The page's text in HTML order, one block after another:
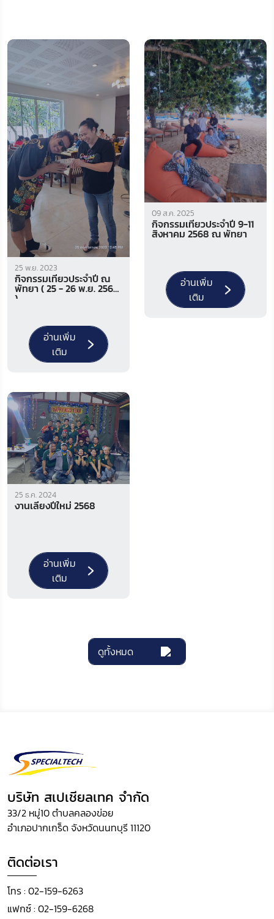
25 พ.ย. 2023
กิจกรรมเที่ยวประจำปี ณ
พัทยา ( 25 - 26 พ.ย. 2566
)
อ่านเพิ่ม
เติม
09 ส.ค. 2025
กิจกรรมเที่ยวประจำปี 9-11
สิงหาคม 2568 ณ พัทยา
อ่านเพิ่ม
เติม
25 ธ.ค. 2024
งานเลี้ยงปีใหม่ 2568
อ่านเพิ่ม
เติม
ดูทั้งหมด
บริษัท สเปเชียลเทค จำกัด
33/2 หมู่10 ตำบลคลองข่อย
อำเภอปากเกร็ด จังหวัดนนทบุรี 11120
ติดต่อเรา
โทร : 02-159-6263
แฟกซ์ : 02-159-6268